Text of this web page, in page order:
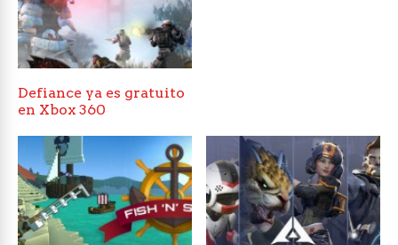
Defiance ya es gratuito
en Xbox 360